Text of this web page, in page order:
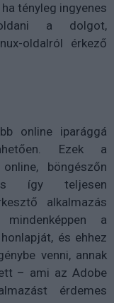
tényleg ingyenes
a dolgot,
oldalról érkező
online iparággá
Ezek a
böngészőn
és így teljesen
alkalmazás
a
és ehhez
venni, annak
– ami az Adobe
érdemes